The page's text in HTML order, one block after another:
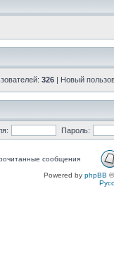
326 | Новый
Пароль:
сообщения
Powered by phpBB